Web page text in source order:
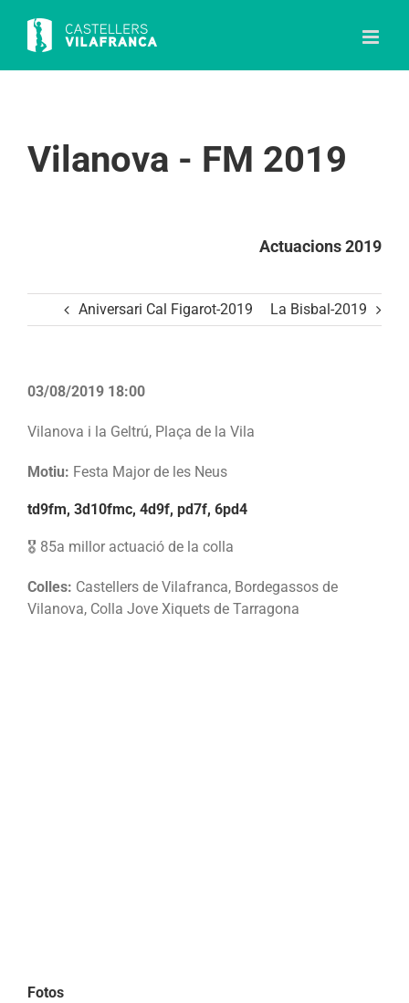
content
Vilanova - FM 2019
Actuacions 2019
Aniversari Cal Figarot-2019 La Bisbal-2019
03/08/2019 18:00
Vilanova i la Geltrú, Plaça de la Vila
Motiu: Festa Major de les Neus
td9fm, 3d10fmc, 4d9f, pd7f, 6pd4
🎖️ 85a millor actuació de la colla
Colles: Castellers de Vilafranca, Bordegassos de
Vilanova, Colla Jove Xiquets de Tarragona
Fotos